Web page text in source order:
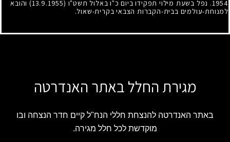
1954. נפל בשעת מילוי תפקידו ביום כ"ו באלול תשט"ו (13.9.1955)
והובא
למנוחת-עולמים בבית-הקברות הצבאי בקרית-שאול.
מגירת החלל באתר האנדרטה
באתר האנדרטה להנצחת חללי הנח"ל קיים חדר הנצחה ובו
מוקדשת לכל חלל מגירה.